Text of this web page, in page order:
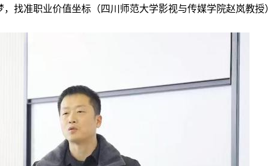
找准职业价值坐标（四川师范大学影视与传媒学院赵岚教授）